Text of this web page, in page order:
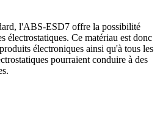
l'ABS-ESD7 offre la possibilité
électrostatiques. Ce matériau est donc
électroniques ainsi qu'à tous les
pourraient conduire à des